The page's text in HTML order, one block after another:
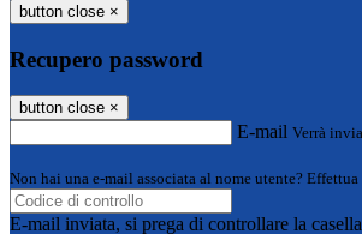
button close ×
Recupero password
button close ×
E-mail Verrà
Non hai una e-mail associata al nome utente?
E-mail inviata, si prega di controllare la